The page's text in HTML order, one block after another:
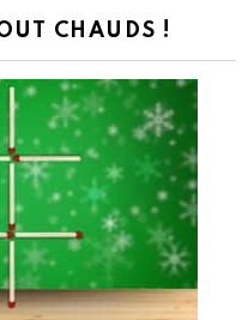
CHAUDS !